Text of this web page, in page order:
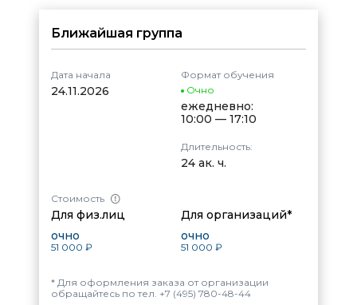
Ближайшая группа
Дата начала
24.11.2026
Формат обучения
Очно
ежедневно:
10:00 — 17:10
Длительность:
24 ак. ч.
Стоимость
Для физ.лиц
очно
51 000 ₽
Для организаций*
очно
51 000 ₽
* Для оформления заказа от организации
обращайтесь по тел. +7 (495) 780-48-44